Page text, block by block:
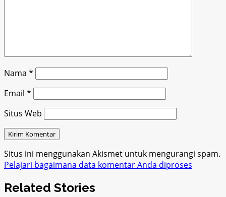
Nama *
Email *
Situs Web
Situs ini menggunakan Akismet untuk mengurangi spam.
Pelajari bagaimana data komentar Anda diproses
Related Stories